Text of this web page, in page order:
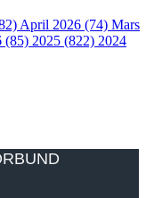
April 2026 (74) Mars
(85) 2025 (822) 2024